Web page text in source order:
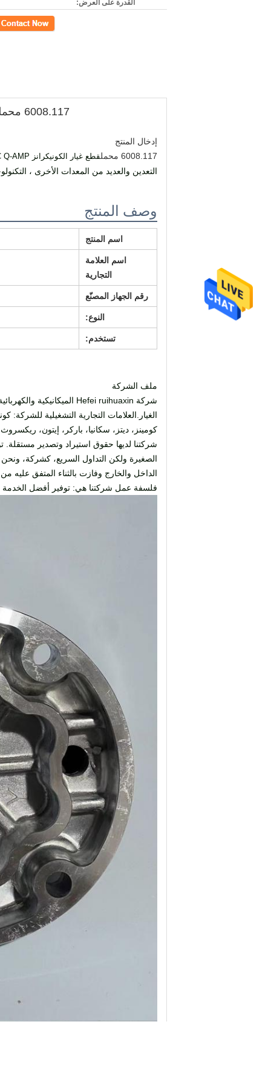
القدرة على العرض:
اتصل
6008.117 محمل
إدخال المنتج
6008.117 محمل
قطع غيار الكونيكرانز VALVE PILOT 590CC Q-AMP، إيتون 233-3164-003
التعدين والعديد من المعدات الأخرى ،
وصف المنتج
اسم المنتج
اسم العلامة
التجارية
رقم الجهاز المصنّع
النوع:
تستخدم:
ملف الشركة
الغيار.العلامات التجارية التشغيلية
كومينز، ديتز، سكانيا، باركر، إيتون،
شركتنا لديها حقوق استيراد وتصدير مستقلة.
الصغيرة ولكن التداول السريع، كشركة، ونحن
الداخل والخارج وفازت بالثناء المتفق عليه من
فلسفة عمل شركتنا هي: توفير أفضل الخدمة